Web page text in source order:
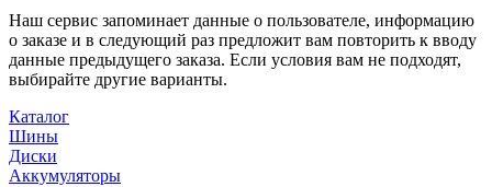
Наш сервис запоминает данные о пользователе, информацию
о заказе и в следующий раз предложит вам повторить к вводу
данные предыдущего заказа. Если условия вам не подходят,
выбирайте другие варианты.
Каталог
Шины
Диски
Аккумуляторы